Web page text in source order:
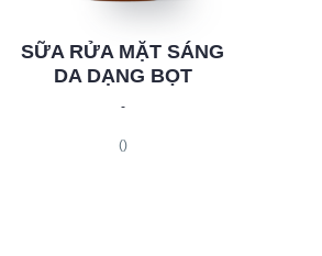
SỮA RỬA MẶT SÁNG
DA DẠNG BỌT
-
()